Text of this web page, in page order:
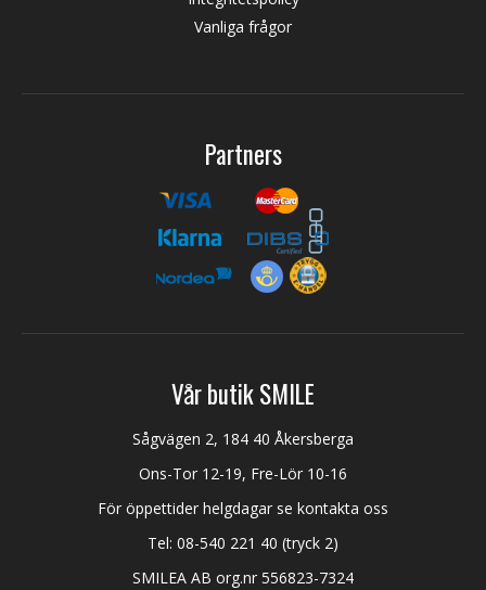
Vanliga frågor
Partners
Vår butik SMILE
Sågvägen 2, 184 40 Åkersberga
Ons-Tor 12-19, Fre-Lör 10-16
För öppettider helgdagar se kontakta oss
Tel: 08-540 221 40 (tryck 2)
SMILEA AB org.nr 556823-7324